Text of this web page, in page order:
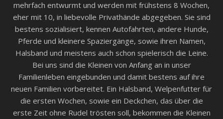
mehrfach entwurmt und werden mit frühstens 8 Wochen,
eher mit 10, in liebevolle Privathände abgegeben. Sie sind
bestens sozialisiert, kennen Autofahrten, andere Hunde,
Pferde und kleinere Spaziergänge, sowie ihren Namen,
Halsband und meistens auch schon spielerisch die Leine.
Bei uns sind die Kleinen von Anfang an in unser
Familienleben eingebunden und damit bestens auf ihre
neuen Familien vorbereitet. Ein Halsband, Welpenfutter für
die ersten Wochen, sowie ein Deckchen, das über die
erste Zeit ohne Rudel trösten soll, bekommen die Kleinen